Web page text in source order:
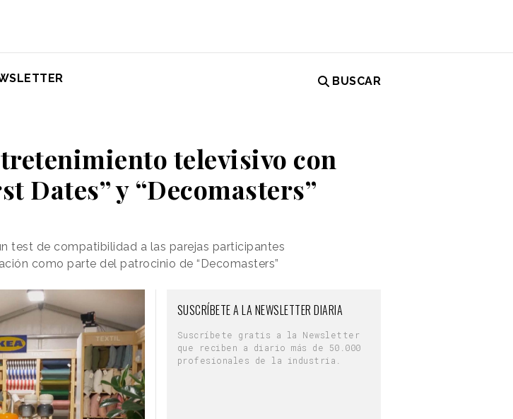
BUSCAR
televisivo con
Dates” y “Decomasters”
test de compatibilidad a las parejas participantes
como parte del patrocinio de “Decomasters”
SUSCRÍBETE A LA NEWSLETTER DIARIA
Suscríbete gratis a la Newsletter
que reciben a diario más de 50.000
profesionales de la industria.